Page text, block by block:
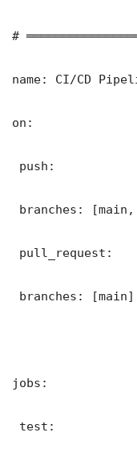
#
name: CI/CD
on:
push:
branches:
pull_request:
branches: [main]
jobs:
test: